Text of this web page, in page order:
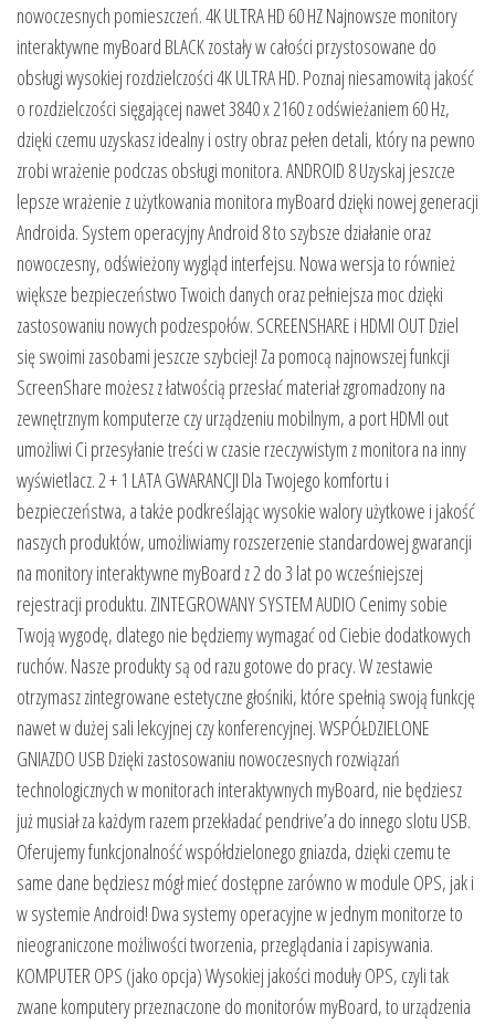
nowoczesnych pomieszczeń. 4K ULTRA HD 60 HZ Najnowsze monitory
interaktywne myBoard BLACK zostały w całości przystosowane do
obsługi wysokiej rozdzielczości 4K ULTRA HD. Poznaj niesamowitą jakość
o rozdzielczości sięgającej nawet 3840 x 2160 z odświeżaniem 60 Hz,
dzięki czemu uzyskasz idealny i ostry obraz pełen detali, który na pewno
zrobi wrażenie podczas obsługi monitora. ANDROID 8 Uzyskaj jeszcze
lepsze wrażenie z użytkowania monitora myBoard dzięki nowej generacji
Androida. System operacyjny Android 8 to szybsze działanie oraz
nowoczesny, odświeżony wygląd interfejsu. Nowa wersja to również
większe bezpieczeństwo Twoich danych oraz pełniejsza moc dzięki
zastosowaniu nowych podzespołów. SCREENSHARE i HDMI OUT Dziel
się swoimi zasobami jeszcze szybciej! Za pomocą najnowszej funkcji
ScreenShare możesz z łatwością przesłać materiał zgromadzony na
zewnętrznym komputerze czy urządzeniu mobilnym, a port HDMI out
umożliwi Ci przesyłanie treści w czasie rzeczywistym z monitora na inny
wyświetlacz. 2 + 1 LATA GWARANCJI Dla Twojego komfortu i
bezpieczeństwa, a także podkreślając wysokie walory użytkowe i jakość
naszych produktów, umożliwiamy rozszerzenie standardowej gwarancji
na monitory interaktywne myBoard z 2 do 3 lat po wcześniejszej
rejestracji produktu. ZINTEGROWANY SYSTEM AUDIO Cenimy sobie
Twoją wygodę, dlatego nie będziemy wymagać od Ciebie dodatkowych
ruchów. Nasze produkty są od razu gotowe do pracy. W zestawie
otrzymasz zintegrowane estetyczne głośniki, które spełnią swoją funkcję
nawet w dużej sali lekcyjnej czy konferencyjnej. WSPÓŁDZIELONE
GNIAZDO USB Dzięki zastosowaniu nowoczesnych rozwiązań
technologicznych w monitorach interaktywnych myBoard, nie będziesz
już musiał za każdym razem przekładać pendrive’a do innego slotu USB.
Oferujemy funkcjonalność współdzielonego gniazda, dzięki czemu te
same dane będziesz mógł mieć dostępne zarówno w module OPS, jak i
w systemie Android! Dwa systemy operacyjne w jednym monitorze to
nieograniczone możliwości tworzenia, przeglądania i zapisywania.
KOMPUTER OPS (jako opcja) Wysokiej jakości moduły OPS, czyli tak
zwane komputery przeznaczone do monitorów myBoard, to urządzenia